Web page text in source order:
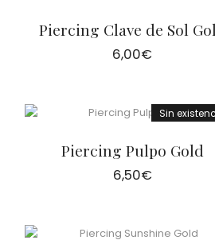
Piercing Clave de Sol
6,00€
Sin
Piercing Pulpo Gold
6,50€